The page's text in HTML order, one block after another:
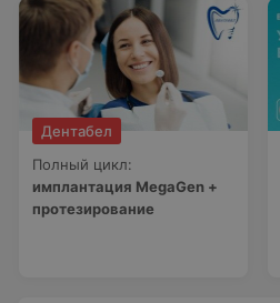
Дентабел
Полный цикл:
имплантация MegaGen +
протезирование